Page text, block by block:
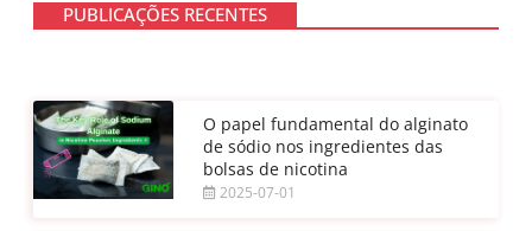
PUBLICAÇÕES RECENTES
O papel fundamental do alginato
de sódio nos ingredientes das
bolsas de nicotina
2025-07-01